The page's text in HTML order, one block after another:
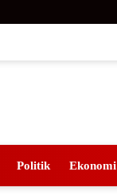
Politik Ekonomi